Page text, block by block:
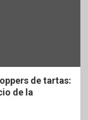
de tartas:
de la